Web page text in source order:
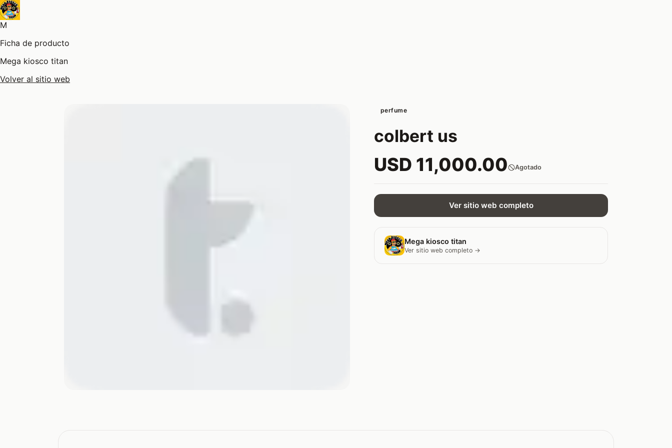
M
Ficha de producto
Mega kiosco titan
Volver al sitio web
perfume
colbert us
USD 11,000.00 Agotado
Ver sitio web completo
Mega kiosco titan
Ver sitio web completo →